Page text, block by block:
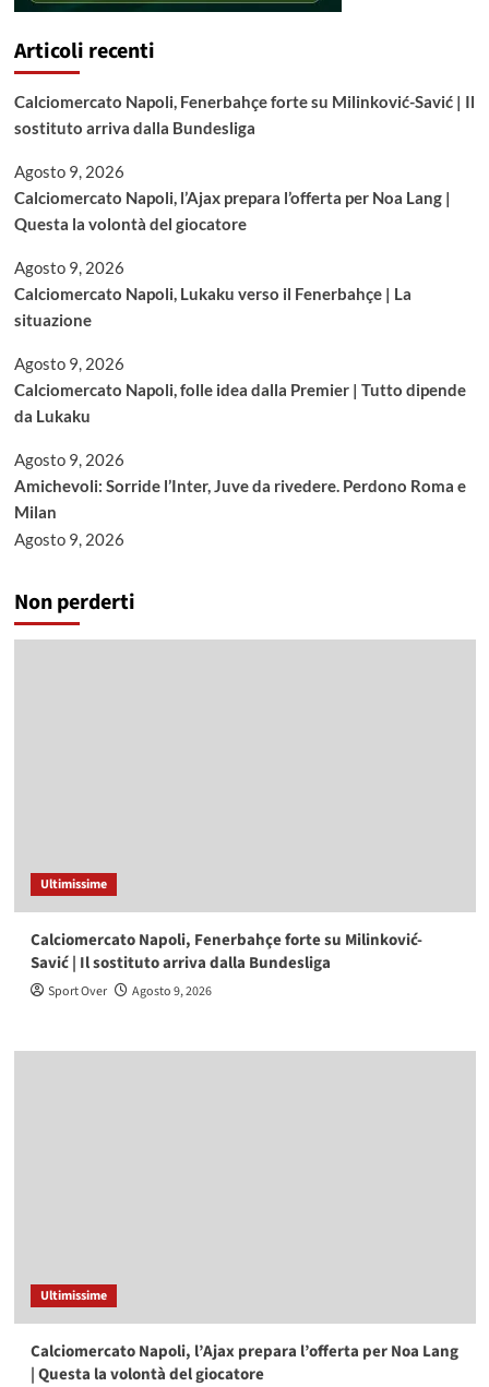
Articoli recenti
Calciomercato Napoli, Fenerbahçe forte su Milinković-Savić | Il
sostituto arriva dalla Bundesliga
Agosto 9, 2026
Calciomercato Napoli, l’Ajax prepara l’offerta per Noa Lang |
Questa la volontà del giocatore
Agosto 9, 2026
Calciomercato Napoli, Lukaku verso il Fenerbahçe | La
situazione
Agosto 9, 2026
Calciomercato Napoli, folle idea dalla Premier | Tutto dipende
da Lukaku
Agosto 9, 2026
Amichevoli: Sorride l’Inter, Juve da rivedere. Perdono Roma e
Milan
Agosto 9, 2026
Non perderti
Ultimissime
Calciomercato Napoli, Fenerbahçe forte su Milinković-
Savić | Il sostituto arriva dalla Bundesliga
Sport Over Agosto 9, 2026
Ultimissime
Calciomercato Napoli, l’Ajax prepara l’offerta per Noa Lang
| Questa la volontà del giocatore